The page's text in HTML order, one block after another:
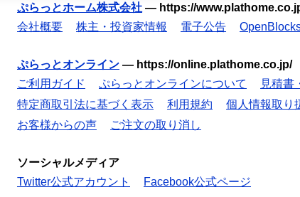
ぷらっとホーム株式会社 — https://
会社概要
株主・投資家情報 電子公告
ぷらっとオンライン — https://online.plathome.co.jp/
ご利用ガイド
ぷらっとオンラインについて 見積書
特定商取引法に基づく表示
利用規約 個人情報取り
お客様からの声
ご注文の取り消し
ソーシャルメディア
Twitter公式アカウント
Facebook公式ページ